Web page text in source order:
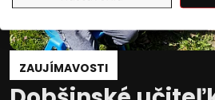
ZAUJÍMAVOSTI
obsahu.
USA.
Váš súhlas a zásady používania cookie
túto webovú stránku/aplikáciu.
Zobraziť zoznam partnerov (1009